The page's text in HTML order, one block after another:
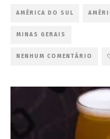
AMÉRICA DO SUL
MINAS GERAIS
NENHUM COMENTÁRIO